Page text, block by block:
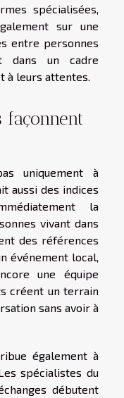
spécialisées,
sur une
entre personnes
dans un cadre
à leurs attentes.
façonnent
uniquement à
aussi des indices
la
vivant dans
des références
événement local,
une équipe
créent un terrain
sans avoir à
également à
spécialistes du
débutent